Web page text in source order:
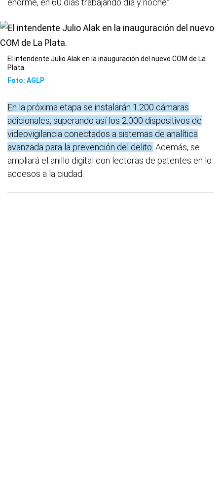
enorme, en 60 días trabajando día y noche".
El intendente Julio Alak en la inauguración del nuevo COM de La
Plata.
Foto: AGLP
En la próxima etapa se instalarán 1.200 cámaras
adicionales, superando así los 2.000 dispositivos de
videovigilancia conectados a sistemas de analítica
avanzada para la prevención del delito. Además, se
ampliará el anillo digital con lectoras de patentes en lo
accesos a la ciudad.